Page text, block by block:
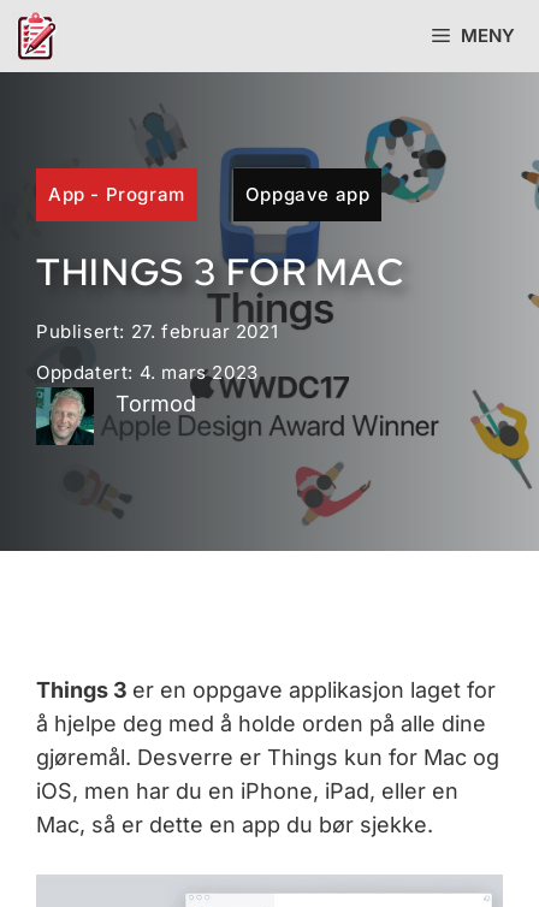
Hopp
MENY
App - Program Oppgave app
THINGS 3 FOR MAC
Publisert: 27. februar 2021
Oppdatert: 4. mars 2023
Tormod
Things 3 er en oppgave applikasjon laget for
å hjelpe deg med å holde orden på alle dine
gjøremål. Desverre er Things kun for Mac og
iOS, men har du en iPhone, iPad, eller en
Mac, så er dette en app du bør sjekke.